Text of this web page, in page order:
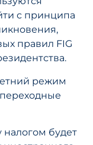
с принципа
правил FIG
режим
налогом будет